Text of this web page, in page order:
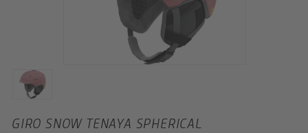
GIRO SNOW TENAYA SPHERICAL